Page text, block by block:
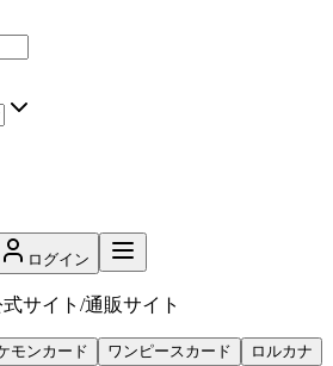
ログイン
サイト/通販サイト
モンカード ワンピースカード
ロルカナ